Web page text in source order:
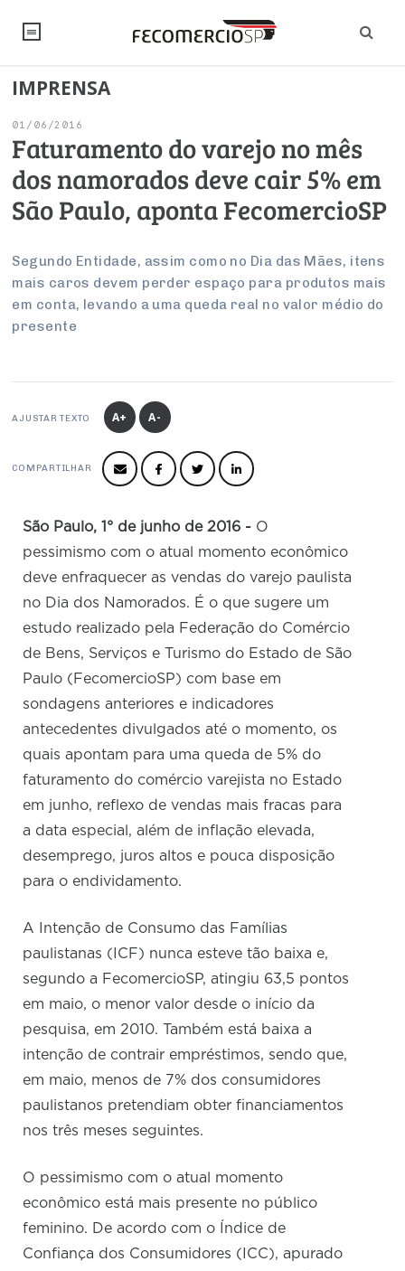
NOTÍCIAS
Artigos
Institucional
PROJETOS ESPECIAIS:
UM BRASIL
Economia
Pesquisas
Brasil
Internacional
Modernização do Estado
Trabalho
Empresas
Arbitragem e Mediação
Negócios
Varejo
Serviços
Turismo
PROJETOS ESPECIAIS:
Afixação de preços e fiscalização
Sustentabilidade
PROJETOS ESPECIAIS:
Logística Reversa
COP30
PESQUISAS
INSTITUCIONAL
Sobre
Negociações Coletivas
Serviços
Licitações
Prêmio de Sustentabilidade
CONSELHOS
Conselho de Assuntos Tributários
Conselho Estadual de Defesa do Contribuinte
Conselho Superior de Direito
Conselho do Comércio Atacadista
Conselho de Serviços
Conselho de Relações Internacionais
Conselho de Sustentabilidade
Conselho de Comércio Eletrônico
Produtos e Serviços
IMPRENSA
01/06/2016
Faturamento do varejo no mês
dos namorados deve cair 5% em
São Paulo, aponta FecomercioSP
Segundo Entidade, assim como no Dia das Mães, itens
mais caros devem perder espaço para produtos mais
em conta, levando a uma queda real no valor médio do
presente
AJUSTAR TEXTO A+ A-
COMPARTILHAR
São Paulo, 1° de junho de 2016 - O
pessimismo com o atual momento econômico
deve enfraquecer as vendas do varejo paulista
no Dia dos Namorados. É o que sugere um
estudo realizado pela Federação do Comércio
de Bens, Serviços e Turismo do Estado de São
Paulo (FecomercioSP) com base em
sondagens anteriores e indicadores
antecedentes divulgados até o momento, os
quais apontam para uma queda de 5% do
faturamento do comércio varejista no Estado
em junho, reflexo de vendas mais fracas para
a data especial, além de inflação elevada,
desemprego, juros altos e pouca disposição
para o endividamento.
A Intenção de Consumo das Famílias
paulistanas (ICF) nunca esteve tão baixa e,
segundo a FecomercioSP, atingiu 63,5 pontos
em maio, o menor valor desde o início da
pesquisa, em 2010. Também está baixa a
intenção de contrair empréstimos, sendo que,
em maio, menos de 7% dos consumidores
paulistanos pretendiam obter financiamentos
nos três meses seguintes.
O pessimismo com o atual momento
econômico está mais presente no público
feminino. De acordo com o Índice de
Confiança dos Consumidores (ICC), apurado